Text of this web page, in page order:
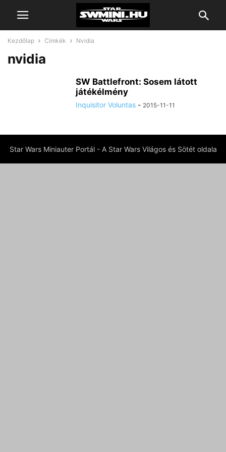
Kezdőlap Címkék Nvidia
nvidia
SW Battlefront: Sosem látott
játékélmény
Inquisitor Voluntas - 2015-11-11
Star Wars Miniauter Portál - A Star Wars Világos és Sötét oldala